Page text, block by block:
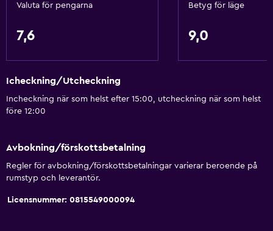
Badrum
Hårfön
Badmössa
Ytterligare toalett
Badkar
Toalett
Valuta för pengarna
7,6
Betyg för läge
9,0
Icheckning/Utcheckning
Incheckning när som helst efter 15:00, utcheckning när som helst
före 12:00
Avbokning/förskottsbetalning
Regler för avbokning/förskottsbetalningar varierar beroende på
rumstyp och leverantör.
Licensnummer: 0815549000094